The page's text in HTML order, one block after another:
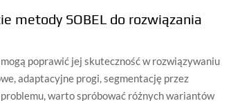
metody SOBEL do rozwiązania
poprawić jej skuteczność w rozwiązywaniu
adaptacyjne progi, segmentację przez
warto spróbować różnych wariantów